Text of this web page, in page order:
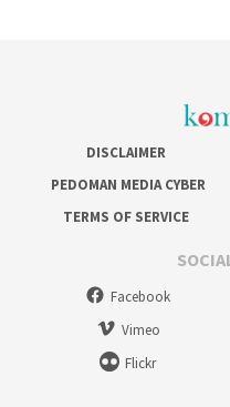
DISCLAIMER
PEDOMAN MEDIA CYBER
TERMS OF SERVICE
Facebook
Vimeo
Flickr